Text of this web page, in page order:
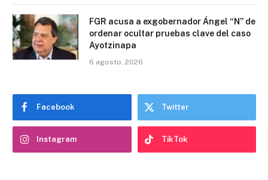
FGR acusa a exgobernador Ángel “N” de
ordenar ocultar pruebas clave del caso
Ayotzinapa
6 agosto, 2026
Facebook Twitter
Instagram TikTok